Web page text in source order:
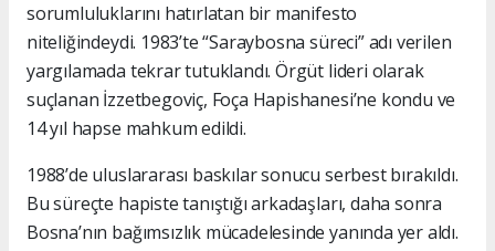
sorumluluklarını hatırlatan bir manifesto
niteliğindeydi. 1983’te “Saraybosna süreci” adı verilen
yargılamada tekrar tutuklandı. Örgüt lideri olarak
suçlanan İzzetbegoviç, Foça Hapishanesi’ne kondu ve
14 yıl hapse mahkum edildi.
1988’de uluslararası baskılar sonucu serbest bırakıldı.
Bu süreçte hapiste tanıştığı arkadaşları, daha sonra
Bosna’nın bağımsızlık mücadelesinde yanında yer aldı.